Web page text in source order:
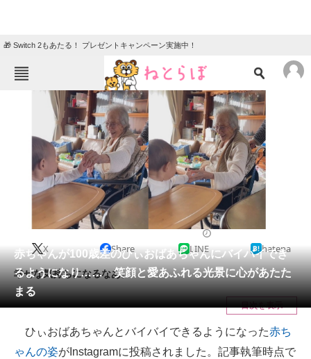
🎁 Switch 2もあたる！ プレゼントキャンペーン実施中！
ねとらぼメニュー
ニュース
エンタメ クイズ
グルメ 地域
住まい 教育・育児
リサーチ
会員記事
メディア
注目記事を集めた総合ページ
ITの今と未来を見通す
赤ちゃんが100歳差のひぃおばあちゃんにバイバイでき
るようになり…… 笑顔と愛あふれる光景に心があたた
まる
X Share LINE hatena
幸せな気持ちになるなあ。
目次を表示
ひぃおばあちゃんとバイバイできるようになった赤ち
ゃんの姿がInstagramに投稿されました。記事執筆時点で